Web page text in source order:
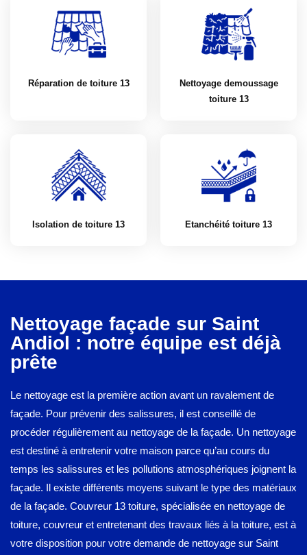
Réparation de toiture 13
Nettoyage demoussage
toiture 13
Isolation de toiture 13 Etanchéité toiture 13
Nettoyage façade sur Saint
Andiol : notre équipe est déjà
prête
Le nettoyage est la première action avant un ravalement de
façade. Pour prévenir des salissures, il est conseillé de
procéder régulièrement au nettoyage de la façade. Un nettoyage
est destiné à entretenir votre maison parce qu’au cours du
temps les salissures et les pollutions atmosphériques joignent la
façade. Il existe différents moyens suivant le type des matériaux
de la façade. Couvreur 13 toiture, spécialisée en nettoyage de
toiture, couvreur et entretenant des travaux liés à la toiture, est à
votre disposition pour votre demande de nettoyage sur Saint